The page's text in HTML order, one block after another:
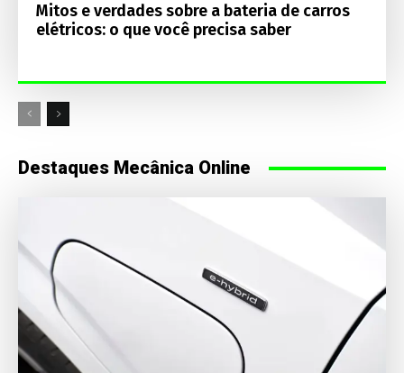
Mitos e verdades sobre a bateria de carros
elétricos: o que você precisa saber
Destaques Mecânica Online